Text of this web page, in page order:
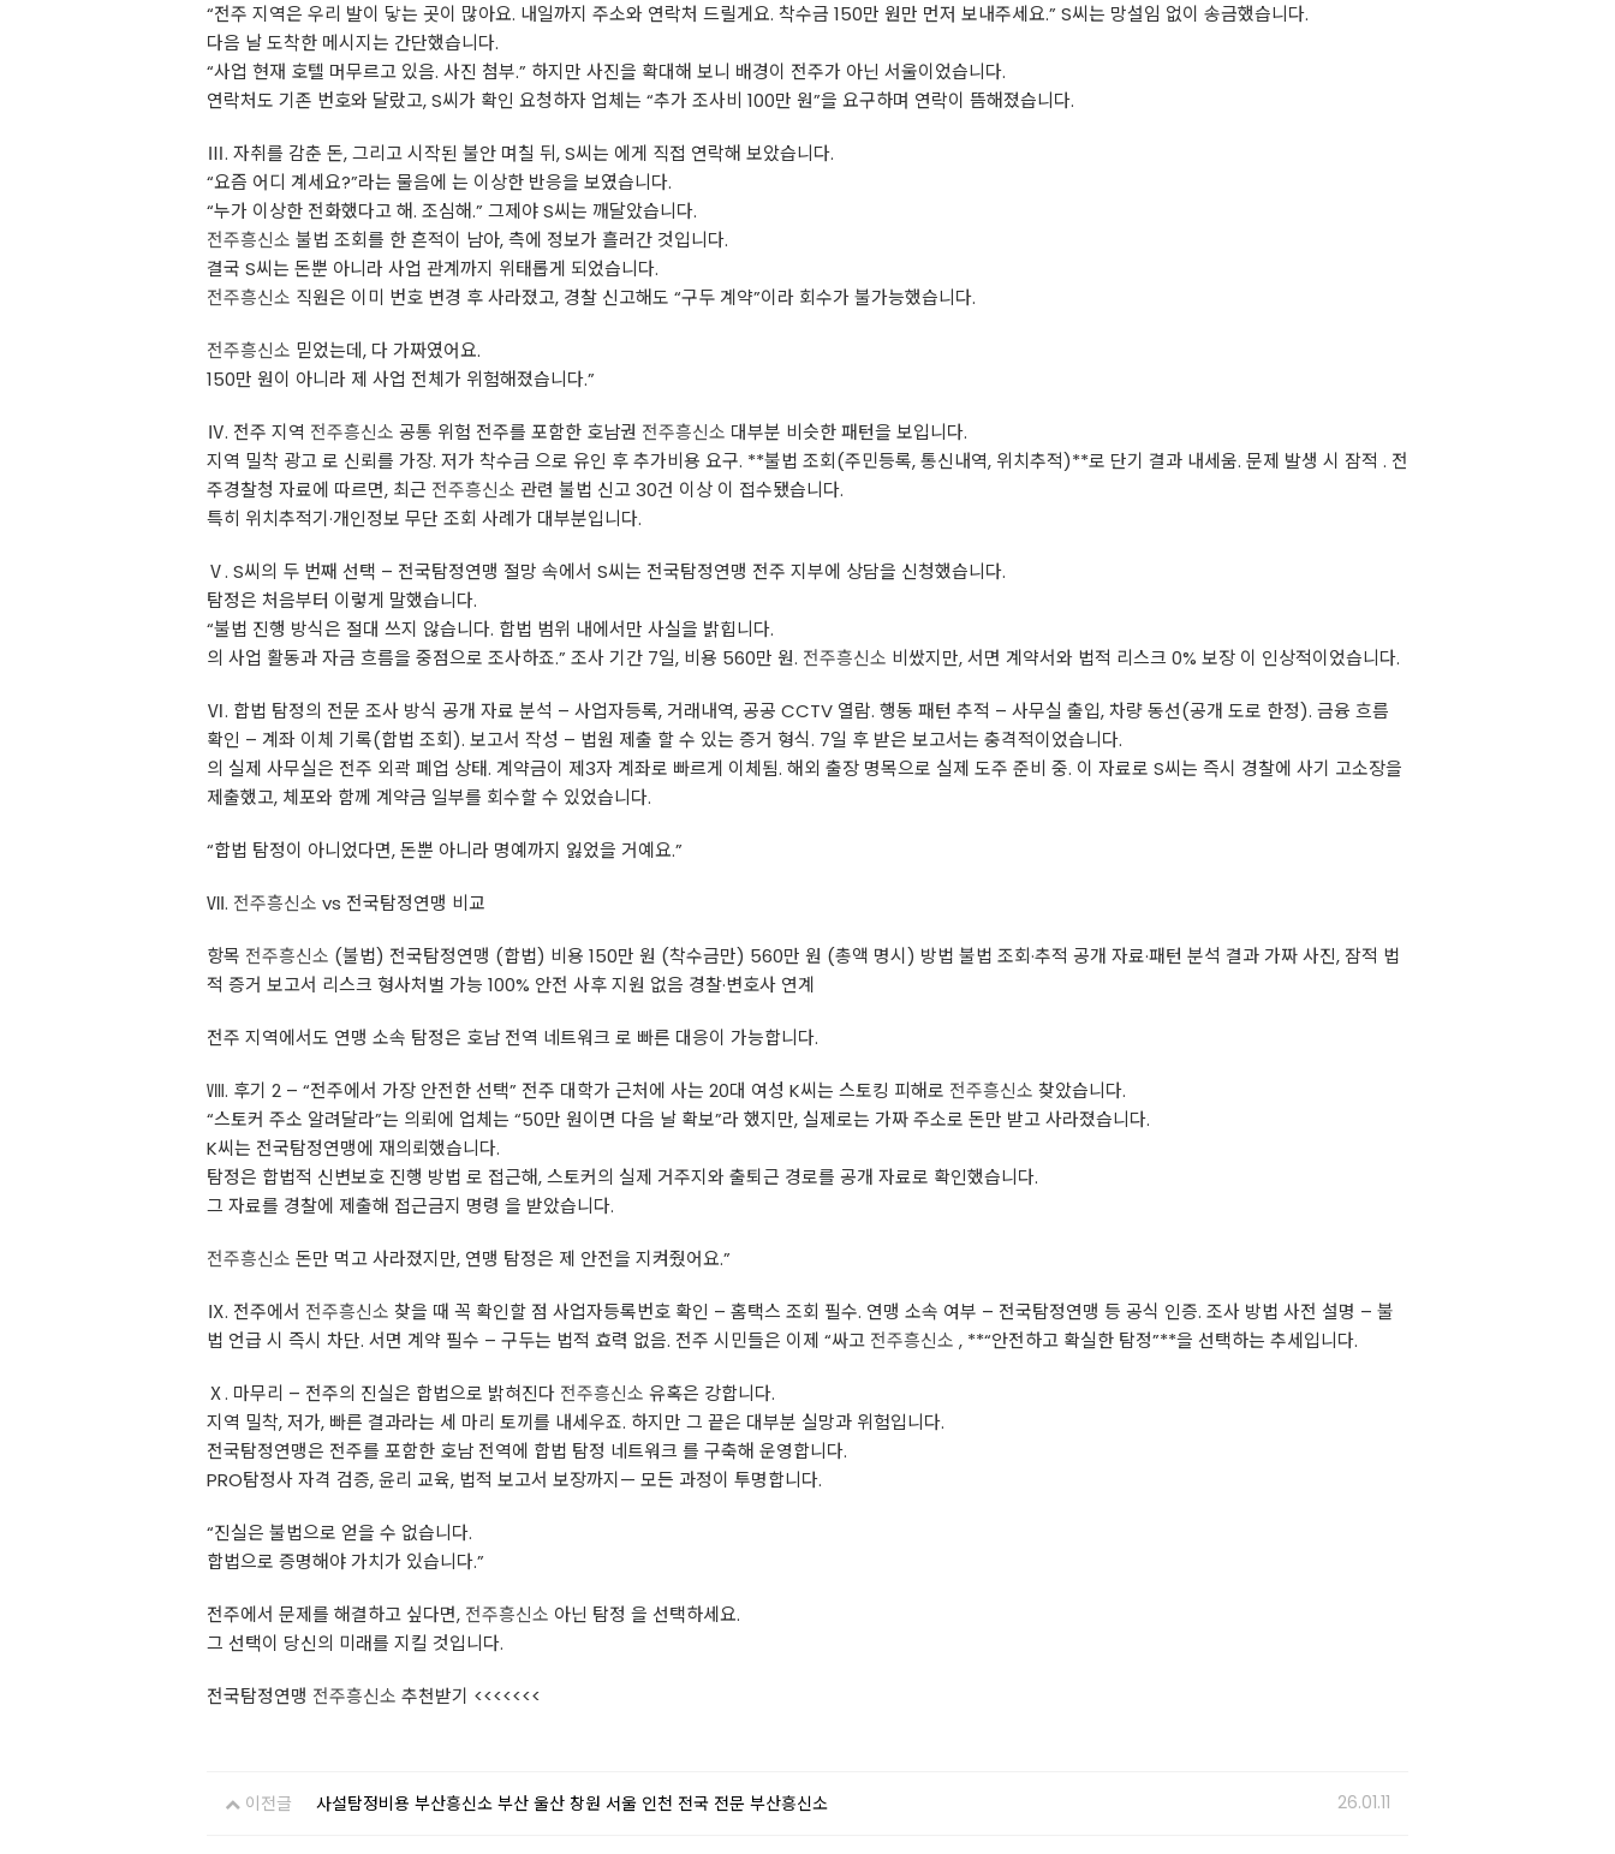
“전주 지역은 우리 발이 닿는 곳이 많아요. 내일까지 주소와 연락처 드릴게요. 착수금 150만 원만 먼저 보내주세요.” S씨는 망설임 없이 송금했습니다.
다음 날 도착한 메시지는 간단했습니다.
“사업 현재 호텔 머무르고 있음. 사진 첨부.” 하지만 사진을 확대해 보니 배경이 전주가 아닌 서울이었습니다.
연락처도 기존 번호와 달랐고, S씨가 확인 요청하자 업체는 “추가 조사비 100만 원”을 요구하며 연락이 뜸해졌습니다.
Ⅲ. 자취를 감춘 돈, 그리고 시작된 불안 며칠 뒤, S씨는 에게 직접 연락해 보았습니다.
“요즘 어디 계세요?”라는 물음에 는 이상한 반응을 보였습니다.
“누가 이상한 전화했다고 해. 조심해.” 그제야 S씨는 깨달았습니다.
전주흥신소 불법 조회를 한 흔적이 남아, 측에 정보가 흘러간 것입니다.
결국 S씨는 돈뿐 아니라 사업 관계까지 위태롭게 되었습니다.
전주흥신소 직원은 이미 번호 변경 후 사라졌고, 경찰 신고해도 “구두 계약”이라 회수가 불가능했습니다.
전주흥신소 믿었는데, 다 가짜였어요.
150만 원이 아니라 제 사업 전체가 위험해졌습니다.”
Ⅳ. 전주 지역 전주흥신소 공통 위험 전주를 포함한 호남권 전주흥신소 대부분 비슷한 패턴을 보입니다.
지역 밀착 광고 로 신뢰를 가장. 저가 착수금 으로 유인 후 추가비용 요구. **불법 조회(주민등록, 통신내역, 위치추적)**로 단기 결과 내세움. 문제 발생 시 잠적 . 전
주경찰청 자료에 따르면, 최근 전주흥신소 관련 불법 신고 30건 이상 이 접수됐습니다.
특히 위치추적기·개인정보 무단 조회 사례가 대부분입니다.
Ⅴ. S씨의 두 번째 선택 – 전국탐정연맹 절망 속에서 S씨는 전국탐정연맹 전주 지부에 상담을 신청했습니다.
탐정은 처음부터 이렇게 말했습니다.
“불법 진행 방식은 절대 쓰지 않습니다. 합법 범위 내에서만 사실을 밝힙니다.
의 사업 활동과 자금 흐름을 중점으로 조사하죠.” 조사 기간 7일, 비용 560만 원. 전주흥신소 비쌌지만, 서면 계약서와 법적 리스크 0% 보장 이 인상적이었습니다.
Ⅵ. 합법 탐정의 전문 조사 방식 공개 자료 분석 – 사업자등록, 거래내역, 공공 CCTV 열람. 행동 패턴 추적 – 사무실 출입, 차량 동선(공개 도로 한정). 금융 흐름
확인 – 계좌 이체 기록(합법 조회). 보고서 작성 – 법원 제출 할 수 있는 증거 형식. 7일 후 받은 보고서는 충격적이었습니다.
의 실제 사무실은 전주 외곽 폐업 상태. 계약금이 제3자 계좌로 빠르게 이체됨. 해외 출장 명목으로 실제 도주 준비 중. 이 자료로 S씨는 즉시 경찰에 사기 고소장을
제출했고, 체포와 함께 계약금 일부를 회수할 수 있었습니다.
“합법 탐정이 아니었다면, 돈뿐 아니라 명예까지 잃었을 거예요.”
Ⅶ. 전주흥신소 vs 전국탐정연맹 비교
항목 전주흥신소 (불법) 전국탐정연맹 (합법) 비용 150만 원 (착수금만) 560만 원 (총액 명시) 방법 불법 조회·추적 공개 자료·패턴 분석 결과 가짜 사진, 잠적 법
적 증거 보고서 리스크 형사처벌 가능 100% 안전 사후 지원 없음 경찰·변호사 연계
전주 지역에서도 연맹 소속 탐정은 호남 전역 네트워크 로 빠른 대응이 가능합니다.
Ⅷ. 후기 2 – “전주에서 가장 안전한 선택” 전주 대학가 근처에 사는 20대 여성 K씨는 스토킹 피해로 전주흥신소 찾았습니다.
“스토커 주소 알려달라”는 의뢰에 업체는 “50만 원이면 다음 날 확보”라 했지만, 실제로는 가짜 주소로 돈만 받고 사라졌습니다.
K씨는 전국탐정연맹에 재의뢰했습니다.
탐정은 합법적 신변보호 진행 방법 로 접근해, 스토커의 실제 거주지와 출퇴근 경로를 공개 자료로 확인했습니다.
그 자료를 경찰에 제출해 접근금지 명령 을 받았습니다.
전주흥신소 돈만 먹고 사라졌지만, 연맹 탐정은 제 안전을 지켜줬어요.”
Ⅸ. 전주에서 전주흥신소 찾을 때 꼭 확인할 점 사업자등록번호 확인 – 홈택스 조회 필수. 연맹 소속 여부 – 전국탐정연맹 등 공식 인증. 조사 방법 사전 설명 – 불
법 언급 시 즉시 차단. 서면 계약 필수 – 구두는 법적 효력 없음. 전주 시민들은 이제 “싸고 전주흥신소 , **“안전하고 확실한 탐정”**을 선택하는 추세입니다.
Ⅹ. 마무리 – 전주의 진실은 합법으로 밝혀진다 전주흥신소 유혹은 강합니다.
지역 밀착, 저가, 빠른 결과라는 세 마리 토끼를 내세우죠. 하지만 그 끝은 대부분 실망과 위험입니다.
전국탐정연맹은 전주를 포함한 호남 전역에 합법 탐정 네트워크 를 구축해 운영합니다.
PRO탐정사 자격 검증, 윤리 교육, 법적 보고서 보장까지— 모든 과정이 투명합니다.
“진실은 불법으로 얻을 수 없습니다.
합법으로 증명해야 가치가 있습니다.”
전주에서 문제를 해결하고 싶다면, 전주흥신소 아닌 탐정 을 선택하세요.
그 선택이 당신의 미래를 지킬 것입니다.
전국탐정연맹 전주흥신소 추천받기 <<<<<<<
이전글 사설탐정비용 부산흥신소 부산 울산 창원 서울 인천 전국 전문 부산흥신소 26.01.11